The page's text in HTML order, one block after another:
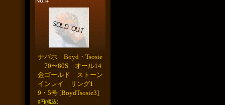
ナバホ Boyd・Tsosie
70〜80S オール14
金ゴールド ストーン
インレイ リング1
9・5号 [BoydTsosie3]
0円(税込)